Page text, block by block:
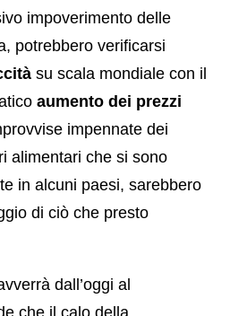
impoverimento delle
potrebbero verificarsi
su scala mondiale con il
aumento dei prezzi
impennate dei
alimentari che si sono
in alcuni paesi, sarebbero
di ciò che presto
dall’oggi al
che il calo della